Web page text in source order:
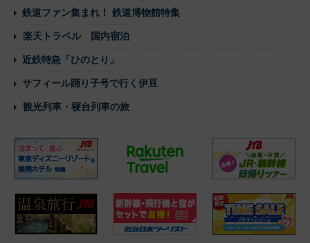
鉄道ファン集まれ！ 鉄道博物館特集
楽天トラベル 国内宿泊
近鉄特急「ひのとり」
サフィール踊り子号で行く伊豆
観光列車・寝台列車の旅